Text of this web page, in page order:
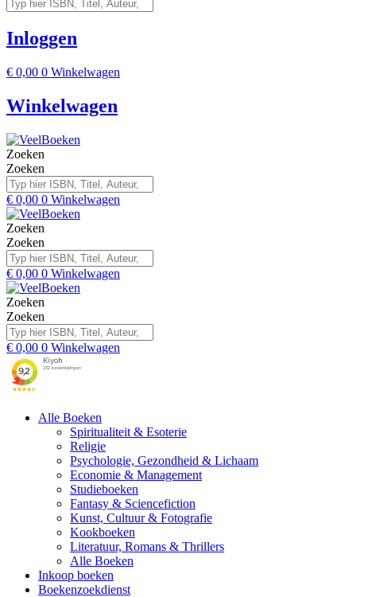
Inloggen
€ 0,00 0 Winkelwagen
Winkelwagen
Zoeken
Zoeken
€ 0,00 0 Winkelwagen
Zoeken
Zoeken
€ 0,00 0 Winkelwagen
Zoeken
Zoeken
€ 0,00 0 Winkelwagen
Alle Boeken
Spiritualiteit & Esoterie
Religie
Psychologie, Gezondheid & Lichaam
Economie & Management
Studieboeken
Fantasy & Sciencefiction
Kunst, Cultuur & Fotografie
Kookboeken
Literatuur, Romans & Thrillers
Alle Boeken
Inkoop boeken
Boekenzoekdienst